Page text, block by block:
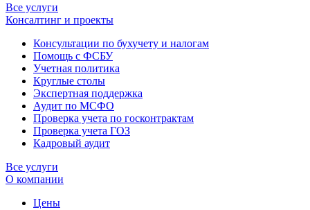
Все услуги
Консалтинг и проекты
Консультации по бухучету и налогам
Помощь с ФСБУ
Учетная политика
Круглые столы
Экспертная поддержка
Аудит по МСФО
Проверка учета по госконтрактам
Проверка учета ГОЗ
Кадровый аудит
Все услуги
О компании
Цены